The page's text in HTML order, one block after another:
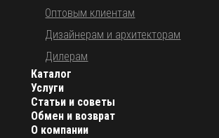
О компании
Каталог
Услуги
Статьи и советы
Обмен и возврат
Оптовым клиентам
Дизайнерам и архитекторам
Дилерам